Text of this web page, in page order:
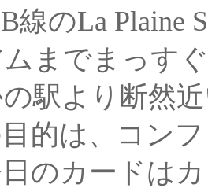
のLa Plaine
までまっす
駅より断然
的は、コン
のカードは